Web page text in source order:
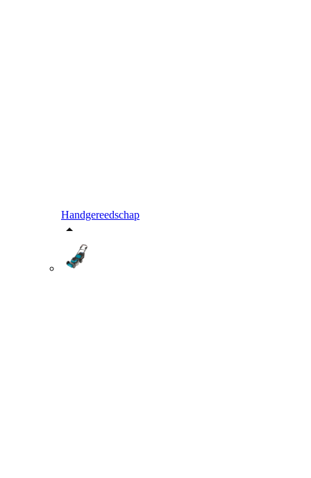
Handgereedschap